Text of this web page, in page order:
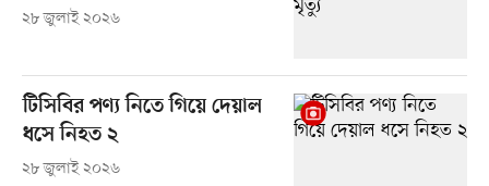
২৮ জুলাই ২০২৬
টিসিবির পণ্য নিতে গিয়ে দেয়াল
ধসে নিহত ২
২৮ জুলাই ২০২৬